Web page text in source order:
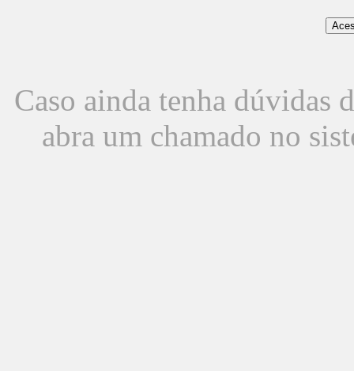
Caso ainda tenha dúvidas
abra um chamado no